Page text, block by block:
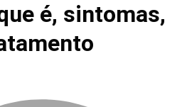
é, sintomas,